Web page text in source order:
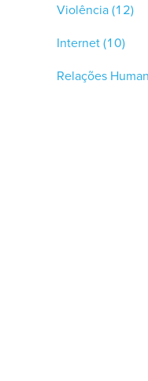
Violência(12)
Internet(10)
Relações